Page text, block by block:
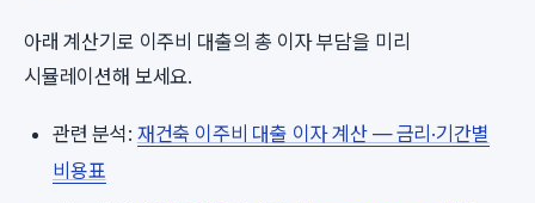
아래 계산기로 이주비 대출의 총 이자 부담을 미리
시뮬레이션해 보세요.
관련 분석: 재건축 이주비 대출 이자 계산 — 금리·기간별
비용표